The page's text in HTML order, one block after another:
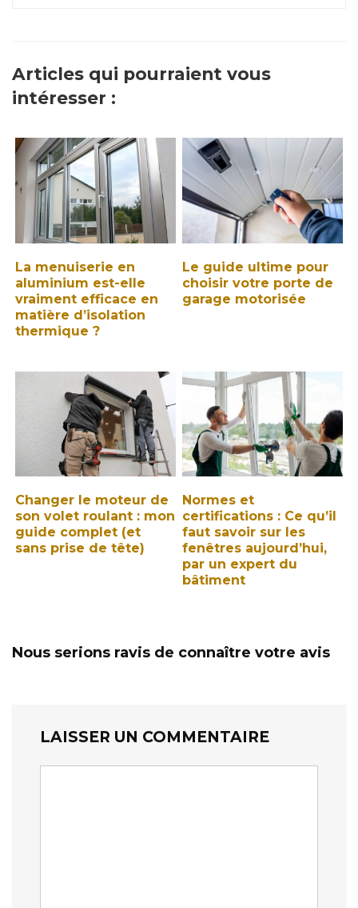
Articles qui pourraient vous
intéresser :
La menuiserie en
aluminium est-elle
vraiment efficace en
matière d’isolation
thermique ?
Le guide ultime pour
choisir votre porte de
garage motorisée
Changer le moteur de
son volet roulant : mon
guide complet (et
sans prise de tête)
Normes et
certifications : Ce qu’il
faut savoir sur les
fenêtres aujourd’hui,
par un expert du
bâtiment
Nous serions ravis de connaître votre avis
LAISSER UN COMMENTAIRE